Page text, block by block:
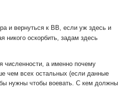
и вернуться к ВВ, если уж здесь и
никого оскорбить, задам здесь
численности, а именно почему
чем всех остальных (если данные
нужны чтобы воевать. С кем должны